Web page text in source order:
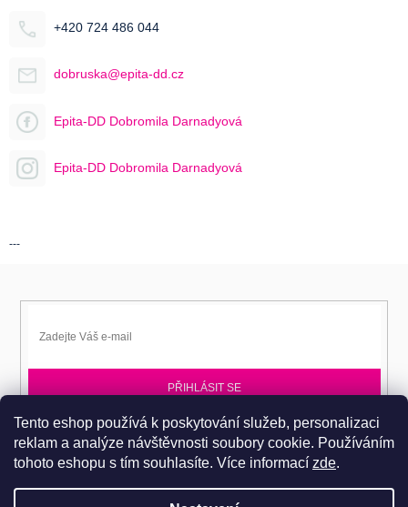
Tento eshop používá k poskytování služeb, personalizaci
reklam a analýze návštěvnosti soubory cookie. Používáním
tohoto eshopu s tím souhlasíte. Více informací zde.
+420 724 486 044
dobruska@epita-dd.cz
Epita-DD Dobromila Darnadyová
Epita-DD Dobromila Darnadyová
---
PŘIHLÁSIT SE
Přihlaste se k EPITA-DD a získávejte novinky jako první.